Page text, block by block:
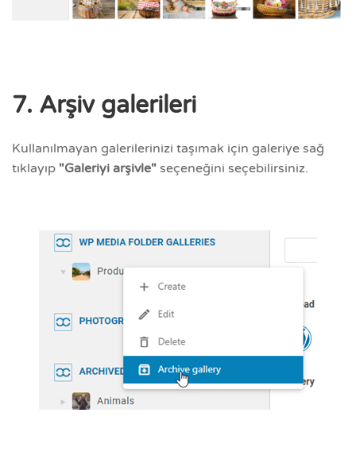
7. Arşiv galerileri
Kullanılmayan galerilerinizi taşımak için galeriye sağ
tıklayıp "Galeriyi arşivle" seçeneğini seçebilirsiniz.